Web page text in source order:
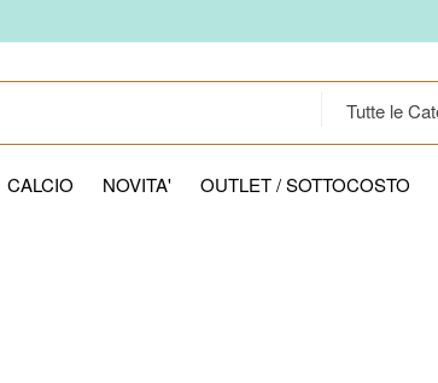
CALCIO NOVITA' OUTLET / SOTTOCOSTO